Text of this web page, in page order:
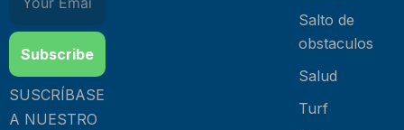
Subscribe
SUSCRÍBASE
A NUESTRO
Salto de
obstaculos
Salud
Turf